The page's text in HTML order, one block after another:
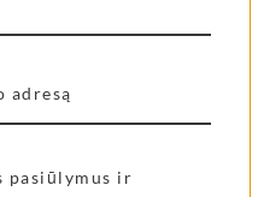
pasiūlymus ir